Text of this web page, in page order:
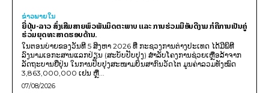
ຂ່າວພາຍ​ໃນ
ຍີ່ປຸ່ນ-ລາວ ສົ່ງເສີມສາຍພົວພັນມິດຕະພາບ ແລະ ການຮ່ວມມືອັນດີງາມ ກໍຄືການເປັນຄູ່
ຮ່ວມຍຸດທະສາດຮອບດ້ານ.
ໃນຕອນບ່າຍຂອງວັນທີ 5 ສິງຫາ 2026 ທີ່ ກະຊວງການຕ່າງປະເທດ ໄດ້ມີພິທີ
ລົງນາມເອກະສານແລກປ່ຽນ (ສະບັບປັບປຸງ) ສໍາລັບໂຄງການຊ່ວຍເຫຼືອລ້າຈາກ
ລັດຖະບານຍີ່ປຸ່ນ ໃນການປັບປຸງສະໜາມບິນສາກົນວັດໄຕ ມູນຄ່າລວມທັງໝົດ
3,863,000,000 ເຢນ ຫຼື...
07/08/2026